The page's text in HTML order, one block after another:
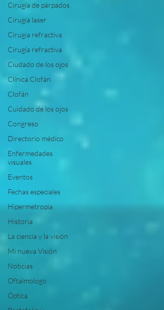
Cirugía de párpados
Cirugia laser
Cirugia refractiva
Cirugía refractiva
Ciudado de los ojos
Clínica Clofán
Clofán
Cuidado de los ojos
Congreso
Directorio médico
Enfermedades
visuales
Eventos
Fechas especiales
Hipermetropia
Historia
La ciencia y la visión
Mi nueva Visión
Noticias
Oftalmologo
Óptica